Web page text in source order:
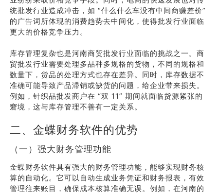
统批发行业造成冲击，如 “什么什么车没有中间商赚差价”
的广告词所体现的消费趋势去中间化，使得批发行业面临
更大的价格竞争压力。
库存管理复杂也是河南商贸批发行业面临的挑战之一。商
贸批发行业需要处理多品种多规格的货物，不同的规格和
数量下，货品的处理方式也存在差异。同时，库存数据不
准确可能导致产品滞销或缺货的问题，给企业带来损失。
例如，针织品批发商户在 “双 11” 期间就面临货源紧张的
窘境，这与库存管理不善有一定关系。
二、金蝶财务软件的优势
（一）强大财务管理功能
金蝶财务软件具有强大的财务管理功能，能够实现财务核
算的自动化。它可以自动生成业务凭证和财务报表，有效
管理往来账目，确保成本核算准确无误。例如，在河南的